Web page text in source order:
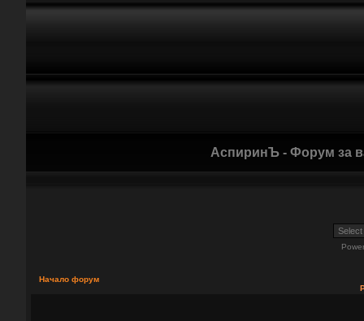
АспиринЪ - Форум за
Начало форум